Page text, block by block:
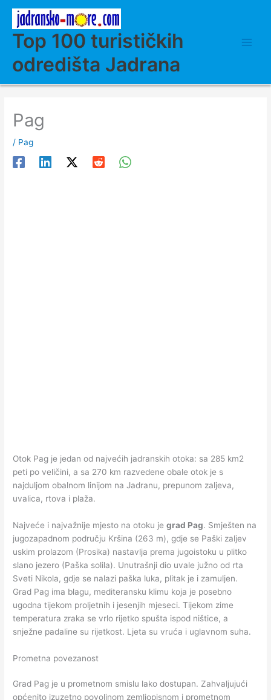
contentTop 100 turističkih
odredišta Jadrana
Pag
/ Pag
Otok Pag je jedan od najvećih jadranskih otoka: sa 285 km2
peti po veličini, a sa 270 km razvedene obale otok je s
najduljom obalnom linijom na Jadranu, prepunom zaljeva,
uvalica, rtova i plaža.
Najveće i najvažnije mjesto na otoku jegrad Pag. Smješten na
jugozapadnom području Kršina (263 m), gdje se Paški zaljev
uskim prolazom (Prosika) nastavlja prema jugoistoku u plitko
slano jezero (Paška solila). Unutrašnji dio uvale južno od rta
Sveti Nikola, gdje se nalazi paška luka, plitak je i zamuljen.
Grad Pag ima blagu, mediteransku klimu koja je posebno
ugodna tijekom proljetnih i jesenjih mjeseci. Tijekom zime
temperatura zraka se vrlo rijetko spušta ispod ništice, a
snježne padaline su rijetkost. Ljeta su vruća i uglavnom suha.
Prometna povezanost
Grad Pag je u prometnom smislu lako dostupan. Zahvaljujući
općenito izuzetno povoljnom zemljopisnom i prometnom